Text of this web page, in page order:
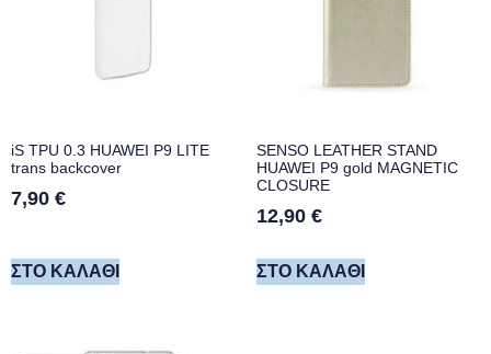
iS TPU 0.3 HUAWEI P9 LITE
trans backcover
7,90 €
ΣΤΟ ΚΑΛΆΘΙ
SENSO LEATHER STAND
HUAWEI P9 gold MAGNETIC
CLOSURE
12,90 €
ΣΤΟ ΚΑΛΆΘΙ